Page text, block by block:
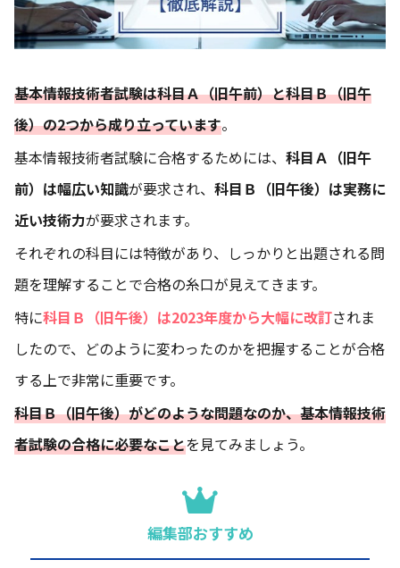
基本情報技術者試験は科目Ａ（旧午前）と科目Ｂ（旧午
後）の2つから成り立っています。
基本情報技術者試験に合格するためには、 科目Ａ（旧午
前）は幅広い知識が要求され、 科目Ｂ（旧午後）は実務に
近い技術力が要求されます。
それぞれの科目には特徴があり、しっかりと出題される問
題を理解することで合格の糸口が見えてきます。
特に科目Ｂ（旧午後）は2023年度から大幅に改訂されま
したので、どのように変わったのかを把握することが合格
する上で非常に重要です。
科目Ｂ（旧午後）がどのような問題なのか、基本情報技術
者試験の合格に必要なことを見てみましょう。
編集部おすすめ